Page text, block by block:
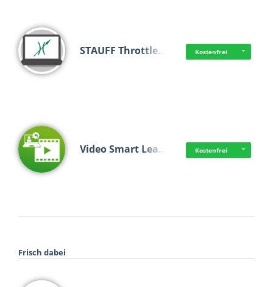
STAUFF Throttle… Kostenfrei
Video Smart Lea… Kostenfrei
Frisch dabei